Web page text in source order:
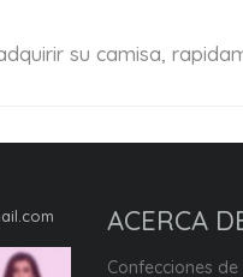
su camisa,
ACERCA
Confecciones